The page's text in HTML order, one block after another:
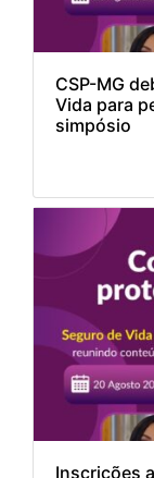
CSP-MG
Vida para
simpósio
Inscrições